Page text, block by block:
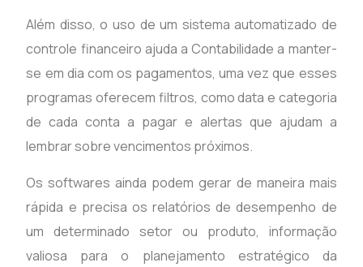
Além disso, o uso de um sistema automatizado de
controle financeiro ajuda a Contabilidade a manter-
se em dia com os pagamentos, uma vez que esses
programas oferecem filtros, como data e categoria
de cada conta a pagar e alertas que ajudam a
lembrar sobre vencimentos próximos.
Os softwares ainda podem gerar de maneira mais
rápida e precisa os relatórios de desempenho de
um determinado setor ou produto, informação
valiosa para o planejamento estratégico da